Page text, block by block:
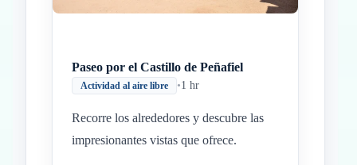
Paseo por el Castillo de Peñafiel
Actividad al aire libre •1 hr
Recorre los alrededores y descubre las
impresionantes vistas que ofrece.